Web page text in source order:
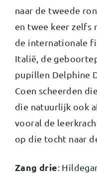
naar de tweede
en twee keer zelfs
de internationale
Italië, de
pupillen Delphine
Coen scheerden
die natuurlijk ook
vooral de
op die tocht naar
Zang drie: